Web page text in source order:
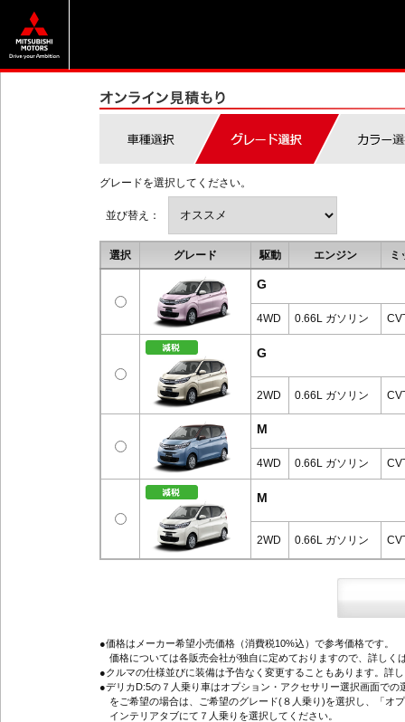
グレードを選択してください。
並び替え：
選択 グレード 駆動 エンジン ミ
G
4WD 0.66L ガソリン
G
2WD 0.66L ガソリン
M
4WD 0.66L ガソリン
M
2WD 0.66L ガソリン
●価格はメーカー希望小売価格（消費税10%込）で参考価格です。
価格については各販売会社が独自に定めておりますので、詳しく
●クルマの仕様並びに装備は予告なく変更することもあります。詳
●デリカD:5の７人乗り車はオプション・アクセサリー選択画面での
をご希望の場合は、ご希望のグレード(８人乗り)を選択し、「オ
インテリアタブにて７人乗りを選択してください。